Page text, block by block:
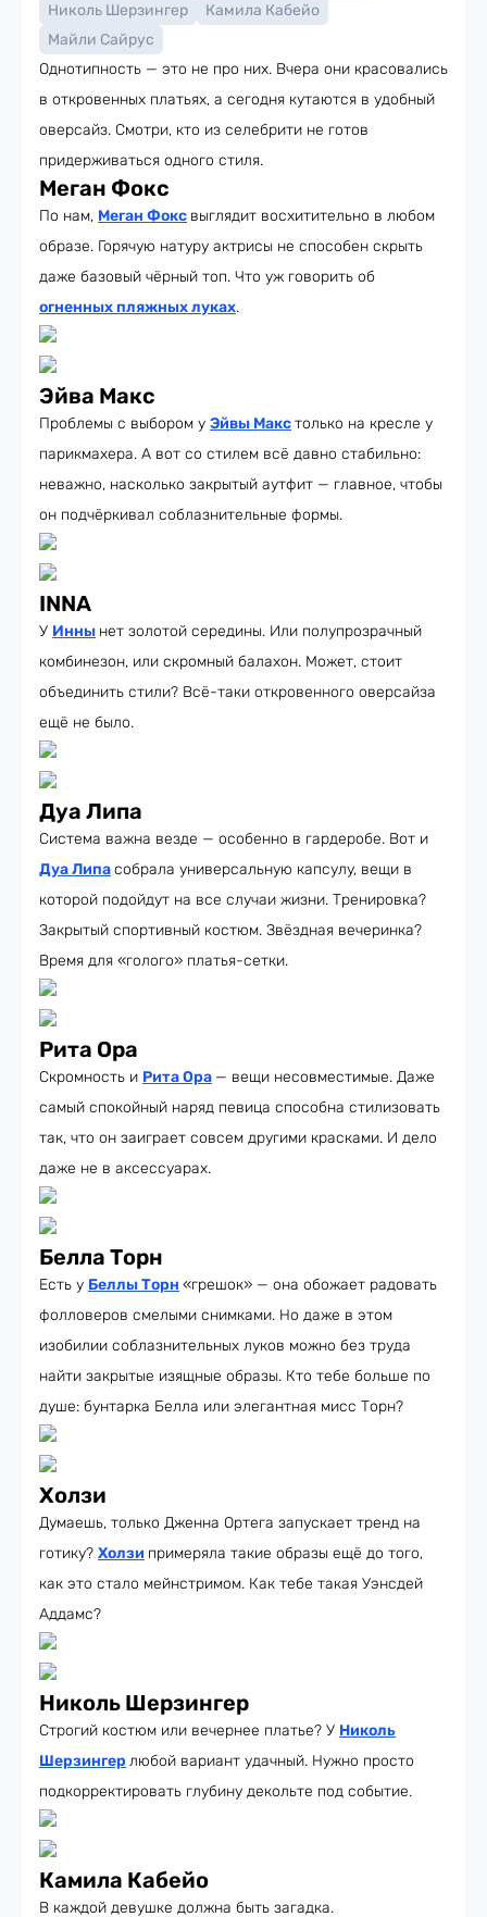
Николь Шерзингер
Камила Кабейо
Майли Сайрус
Однотипность — это не про них. Вчера они красовались
в откровенных платьях, а сегодня кутаются в удобный
оверсайз. Смотри, кто из селебрити не готов
придерживаться одного стиля.
Меган Фокс
По нам, Меган Фокс выглядит восхитительно в любом
образе. Горячую натуру актрисы не способен скрыть
даже базовый чёрный топ. Что уж говорить об
огненных пляжных луках.
Эйва Макс
Проблемы с выбором у Эйвы Макстолько на кресле у
парикмахера. А вот со стилем всё давно стабильно:
неважно, насколько закрытый аутфит — главное, чтобы
он подчёркивал соблазнительные формы.
INNA
У Инны нет золотой середины. Или полупрозрачный
комбинезон, или скромный балахон. Может, стоит
объединить стили? Всё-таки откровенного оверсайза
ещё не было.
Дуа Липа
Система важна везде — особенно в гардеробе. Вот и
Дуа Липасобрала универсальную капсулу, вещи в
которой подойдут на все случаи жизни. Тренировка?
Закрытый спортивный костюм. Звёздная вечеринка?
Время для «голого» платья-сетки.
Рита Ора
Скромность и Рита Ора — вещи несовместимые. Даже
самый спокойный наряд певица способна стилизовать
так, что он заиграет совсем другими красками. И дело
даже не в аксессуарах.
Белла Торн
Есть у Беллы Торн «грешок» — она обожает радовать
фолловеров смелыми снимками. Но даже в этом
изобилии соблазнительных луков можно без труда
найти закрытые изящные образы. Кто тебе больше по
душе: бунтарка Белла или элегантная мисс Торн?
Холзи
Думаешь, только Дженна Ортега запускает тренд на
готику? Холзи примеряла такие образы ещё до того,
как это стало мейнстримом. Как тебе такая Уэнсдей
Аддамс?
Николь Шерзингер
Строгий костюм или вечернее платье? У Николь
Шерзингер любой вариант удачный. Нужно просто
подкорректировать глубину декольте под событие.
Камила Кабейо
В каждой девушке должна быть загадка.